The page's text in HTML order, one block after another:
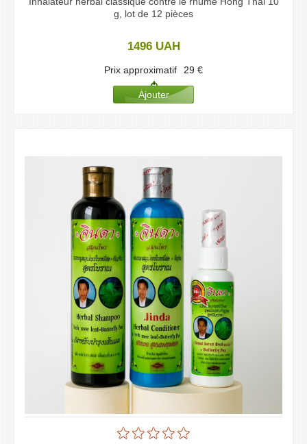
g, lot de 12 pièces
1496 UAH
Prix approximatif 29 €